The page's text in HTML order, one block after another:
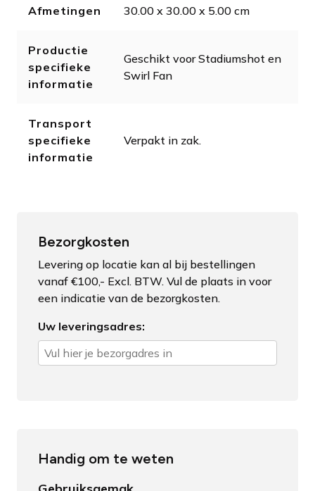
Afmetingen 30.00 x 30.00 x 5.00 cm
Productie
specifieke
informatie
Geschikt voor Stadiumshot en
Swirl Fan
Transport
specifieke
informatie
Verpakt in zak.
Bezorgkosten
Levering op locatie kan al bij bestellingen
vanaf €100,- Excl. BTW. Vul de plaats in voor
een indicatie van de bezorgkosten.
Uw leveringsadres:
Handig om te weten